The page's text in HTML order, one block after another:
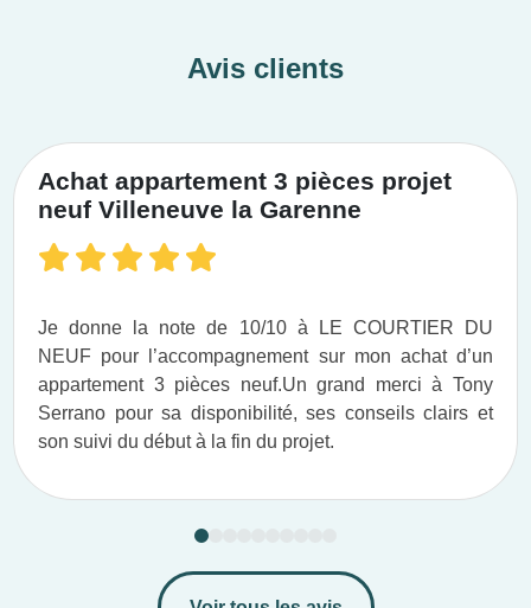
Avis clients
Achat appartement 3 pièces projet
neuf Villeneuve la Garenne
Je donne la note de 10/10 à LE COURTIER DU
NEUF pour l’accompagnement sur mon achat d’un
appartement 3 pièces neuf.​ Un grand merci à Tony
Serrano pour sa disponibilité, ses conseils clairs et
son suivi du début à la fin du projet.​